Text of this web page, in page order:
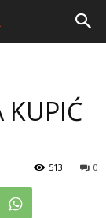
KUPIĆ
0
513